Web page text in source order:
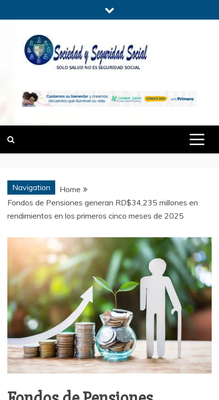
to
SOCIAL.
Navigation
Home
Fondos de Pensiones generan RD$34,235 millones en
rendimientos en los primeros cinco meses de 2025